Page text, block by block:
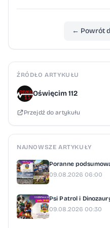
się z
jest nadal
Grojcu z zarzutami.
szczegóły appeared
← Powrót
ŹRÓDŁO ARTYKUŁU
Oświęcim 112
Przejdź do artykułu
NAJNOWSZE ARTYKUŁY
Poranne
09.08.2026 06:00
Psi Patrol i
09.08.2026 00:30